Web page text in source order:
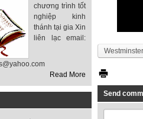
chương trình tốt
nghiệp kinh
thánh tại gia Xin
liên lạc email:
Read More
Send